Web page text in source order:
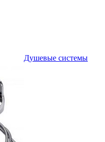
Душевые системы